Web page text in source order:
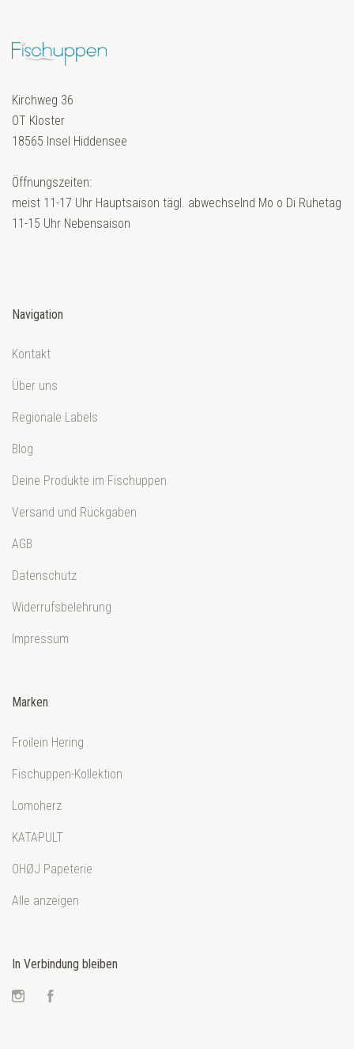
Kirchweg 36
OT Kloster
18565 Insel Hiddensee
Öffnungszeiten:
meist 11-17 Uhr Hauptsaison tägl. abwechselnd Mo o Di Ruhetag
11-15 Uhr Nebensaison
Navigation
Kontakt
Über uns
Regionale Labels
Blog
Deine Produkte im Fischuppen
Versand und Rückgaben
AGB
Datenschutz
Widerrufsbelehrung
Impressum
Marken
Froilein Hering
Fischuppen-Kollektion
Lomoherz
KATAPULT
OHØJ Papeterie
Alle anzeigen
In Verbindung bleiben
Instagram